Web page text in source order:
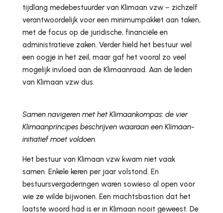
tijdlang medebestuurder van Klimaan vzw − zichzelf
verantwoordelijk voor een minimumpakket aan taken,
met de focus op de juridische, financiële en
administratieve zaken. Verder hield het bestuur wel
een oogje in het zeil, maar gaf het vooral zo veel
mogelijk invloed aan de Klimaanraad. Aan de leden
van Klimaan vzw dus.
Samen navigeren met het Klimaankompas: de vier
Klimaanprincipes beschrijven waaraan een Klimaan-
initiatief moet voldoen.
Het bestuur van Klimaan vzw kwam niet vaak
samen. Enkele keren per jaar volstond. En
bestuursvergaderingen waren sowieso al open voor
wie ze wilde bijwonen. Een machtsbastion dat het
laatste woord had is er in Klimaan nooit geweest. De